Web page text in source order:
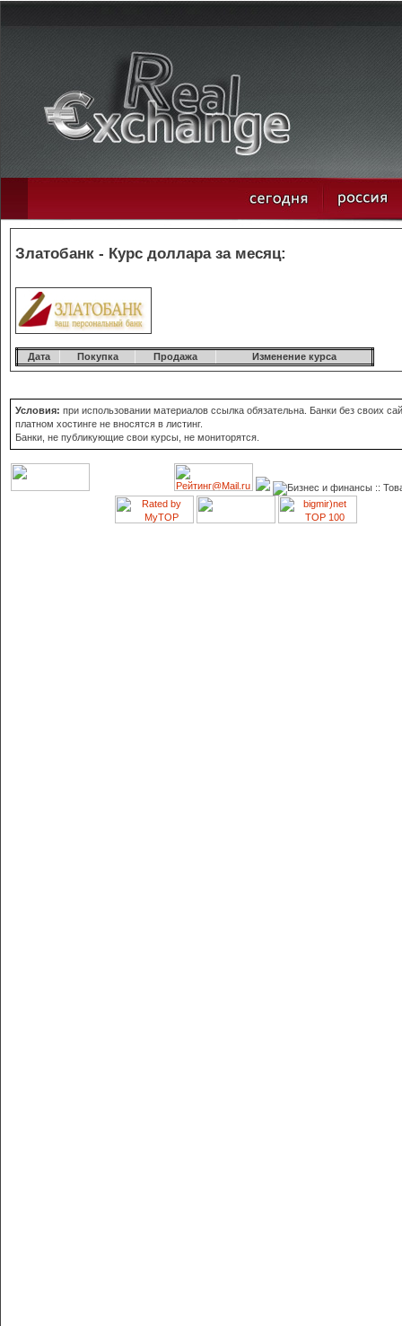
Златобанк - Курс доллара за месяц:
Дата Покупка Продажа Изменение курса
Условия: при использовании материалов ссылка обязательна. Банки без своих
платном хостинге не вносятся в листинг.
Банки, не публикующие свои курсы, не мониторятся.